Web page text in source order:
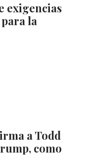
exigencias
la
a Todd
como